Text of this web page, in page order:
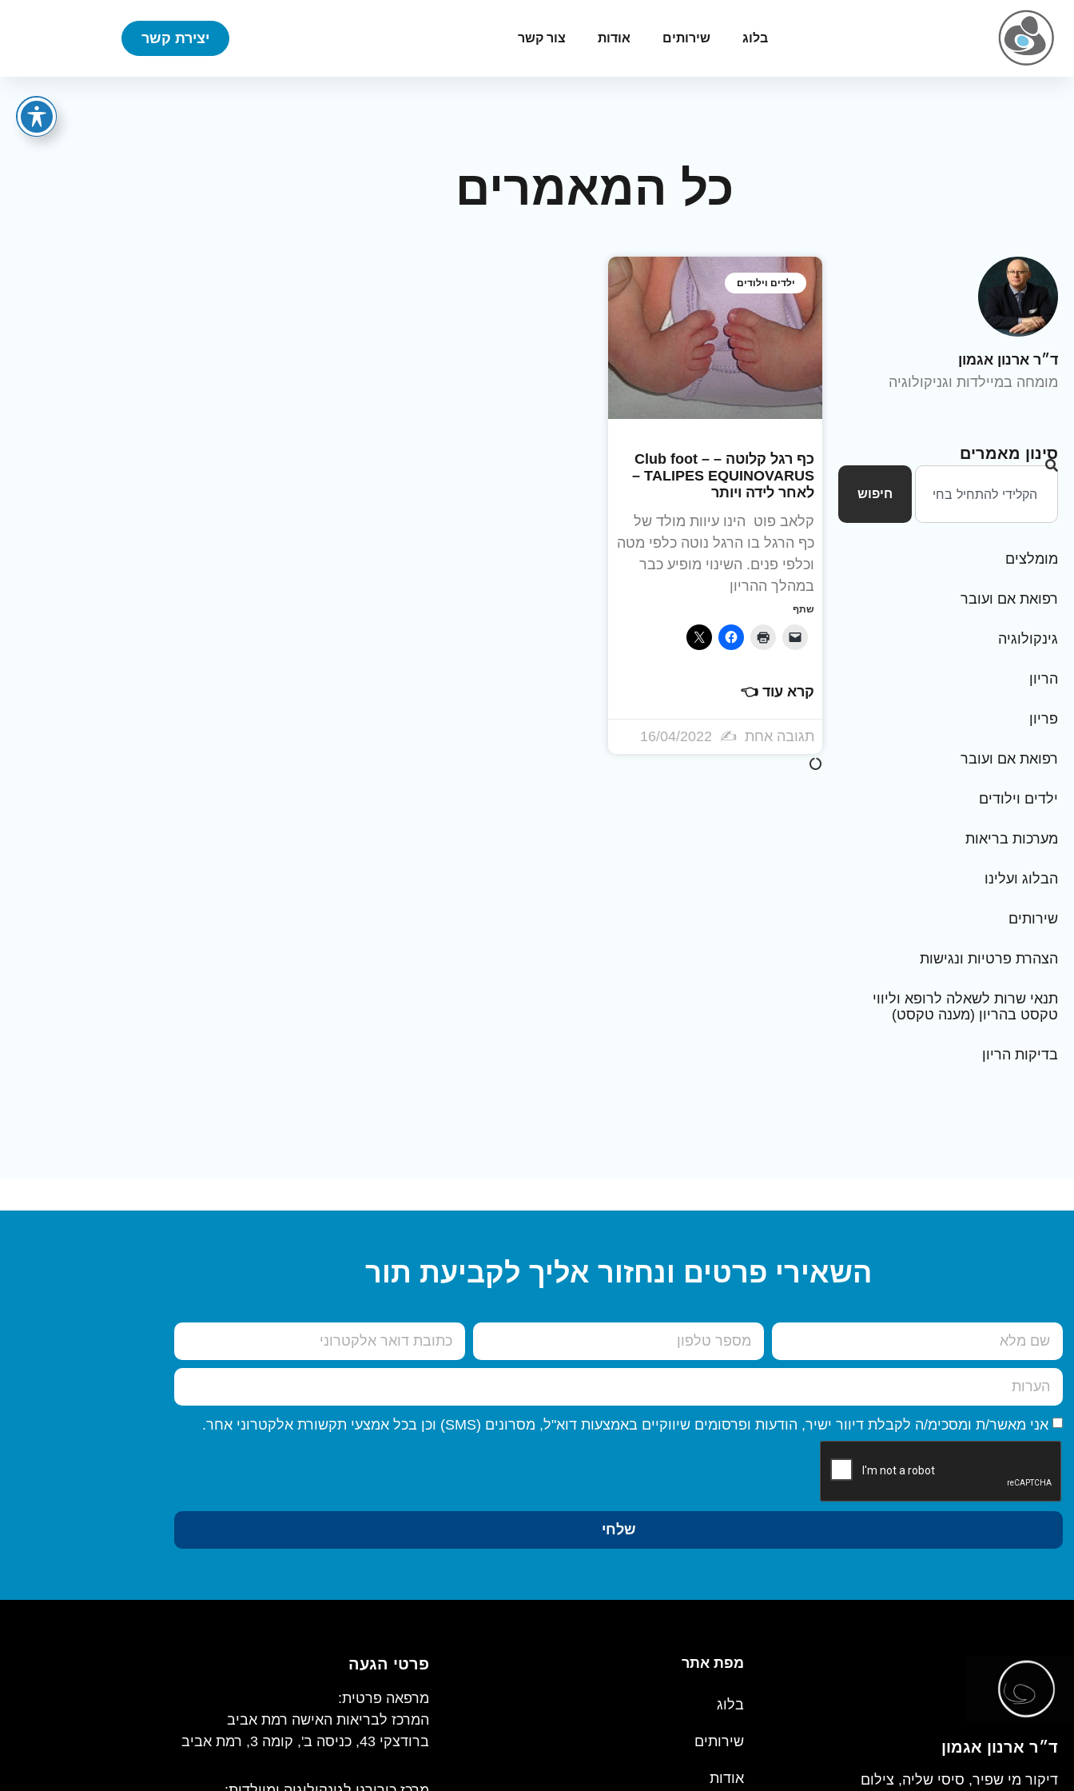
בלוג שירותים אודות צור קשר יצירת קשר
כל המאמרים
ד״ר ארנון אגמון
מומחה במיילדות וגניקולוגיה
סינון מאמרים
חיפוש
מומלצים
רפואת אם ועובר
גינקולוגיה
הריון
פריון
רפואת אם ועובר
ילדים וילודים
מערכות בריאות
הבלוג ועלינו
שירותים
הצהרת פרטיות ונגישות
תנאי שרות לשאלה לרופא וליווי
טקסט בהריון (מענה טקסט)
בדיקות הריון
ילדים וילודים
כף רגל קלוטה – Club foot –
TALIPES EQUINOVARUS –
לאחר לידה ויותר
קלאב פוט הינו עיוות מולד של
כף הרגל בו הרגל נוטה כלפי מטה
וכלפי פנים. השינוי מופיע כבר
במהלך ההריון
שתף
קרא עוד 👈
תגובה אחת
השאירי פרטים ונחזור אליך לקביעת תור
אני מאשר/ת ומסכימ/ה לקבלת דיוור ישיר, הודעות ופרסומים שיווקיים באמצעות דוא"ל, מסרונים (SMS) וכן בכל אמצעי תקשורת אלקטרוני אחר.
שלחי
ד״ר ארנון אגמון
דיקור מי שפיר, סיסי שליה, צילום
מפת אתר
בלוג
שירותים
אודות
פרטי הגעה
מרפאה פרטית:
המרכז לבריאות האישה רמת אביב
ברודצקי 43, כניסה ב', קומה 3, רמת אביב